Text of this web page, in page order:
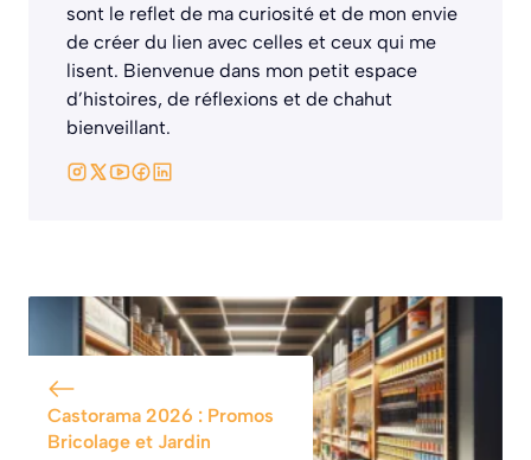
sont le reflet de ma curiosité et de mon envie
de créer du lien avec celles et ceux qui me
lisent. Bienvenue dans mon petit espace
d’histoires, de réflexions et de chahut
bienveillant.
Castorama 2026 : Promos
Bricolage et Jardin